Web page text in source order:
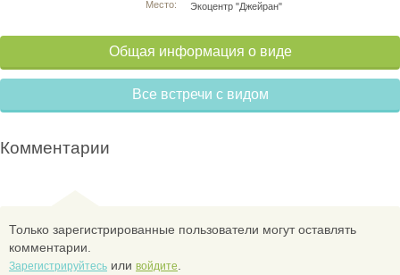
Место:
Экоцентр "Джейран"
Общая информация о виде
Все встречи с видом
Комментарии
Только зарегистрированные пользователи могут оставлять
комментарии.
Зарегистрируйтесь или войдите